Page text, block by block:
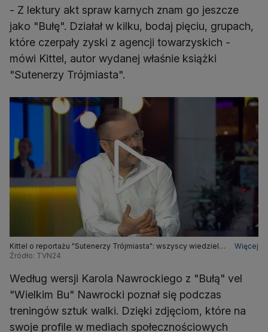
- Z lektury akt spraw karnych znam go jeszcze
jako "Bułę". Działał w kilku, bodaj pięciu, grupach,
które czerpały zyski z agencji towarzyskich -
mówi Kittel, autor wydanej właśnie książki
"Sutenerzy Trójmiasta".
Kittel o reportażu "Sutenerzy Trójmiasta": wszyscy wiedzieli
tak naprawdę, co tam się dzieje
Więcej
Źródło: TVN24
Według wersji Karola Nawrockiego z "Bułą" vel
"Wielkim Bu" Nawrocki poznał się podczas
treningów sztuk walki. Dzięki zdjęciom, które na
swoje profile w mediach społecznościowych